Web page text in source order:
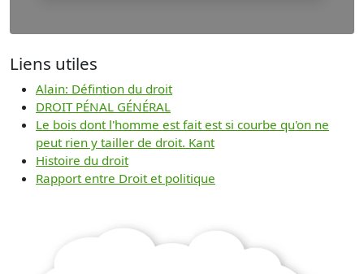
Liens utiles
Alain: Défintion du droit
DROIT PÉNAL GÉNÉRAL
Le bois dont l'homme est fait est si courbe qu'on ne
peut rien y tailler de droit. Kant
Histoire du droit
Rapport entre Droit et politique